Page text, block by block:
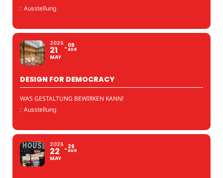
: Ausstellung
2026
21
MAY
09
AUG
DESIGN FOR DEMOCRACY
WAS GESTALTUNG BEWIRKEN KANN!
: Ausstellung
2026
22
MAY
26
AUG